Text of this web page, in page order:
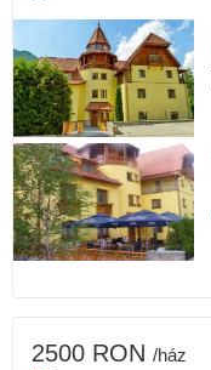
2500 RON /ház